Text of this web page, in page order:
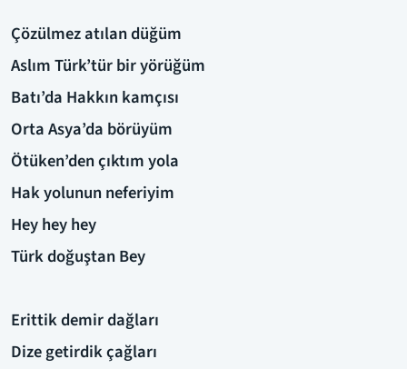
Çözülmez atılan düğüm
Aslım Türk’tür bir yörüğüm
Batı’da Hakkın kamçısı
Orta Asya’da börüyüm
Ötüken’den çıktım yola
Hak yolunun neferiyim
Hey hey hey
Türk doğuştan Bey
Erittik demir dağları
Dize getirdik çağları